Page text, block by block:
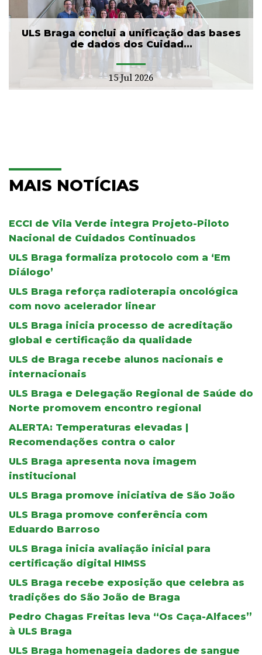
ULS Braga conclui a unificação das bases
de dados dos Cuidad...
15 Jul 2026
MAIS NOTÍCIAS
ECCI de Vila Verde integra Projeto-Piloto
Nacional de Cuidados Continuados
ULS Braga formaliza protocolo com a ‘Em
Diálogo’
ULS Braga reforça radioterapia oncológica
com novo acelerador linear
ULS Braga inicia processo de acreditação
global e certificação da qualidade
ULS de Braga recebe alunos nacionais e
internacionais
ULS Braga e Delegação Regional de Saúde do
Norte promovem encontro regional
ALERTA: Temperaturas elevadas |
Recomendações contra o calor
ULS Braga apresenta nova imagem
institucional
ULS Braga promove iniciativa de São João
ULS Braga promove conferência com
Eduardo Barroso
ULS Braga inicia avaliação inicial para
certificação digital HIMSS
ULS Braga recebe exposição que celebra as
tradições do São João de Braga
Pedro Chagas Freitas leva “Os Caça-Alfaces”
à ULS Braga
ULS Braga homenageia dadores de sangue